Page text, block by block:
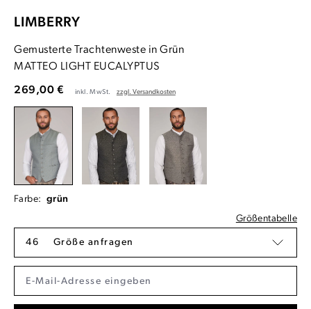
LIMBERRY
Gemusterte Trachtenweste in Grün
MATTEO LIGHT EUCALYPTUS
269,00 € inkl. MwSt. zzgl. Versandkosten
Farbe: grün
Größentabelle
46 Größe anfragen